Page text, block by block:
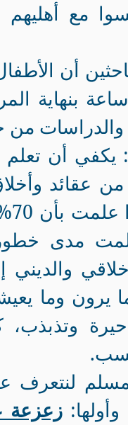
مع أهليهم
أن
بنهاية
والدراسات
أن تعلم
عقائد
مدى
والديني
يرون وما
لنتعرف
زعزعة